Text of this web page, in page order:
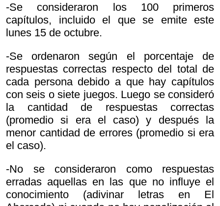
-Se consideraron los 100 primeros
capítulos, incluido el que se emite este
lunes 15 de octubre.
-Se ordenaron según el porcentaje de
respuestas correctas respecto del total de
cada persona debido a que hay capítulos
con seis o siete juegos. Luego se consideró
la cantidad de respuestas correctas
(promedio si era el caso) y después la
menor cantidad de errores (promedio si era
el caso).
-No se consideraron como respuestas
erradas aquellas en las que no influye el
conocimiento (adivinar letras en El